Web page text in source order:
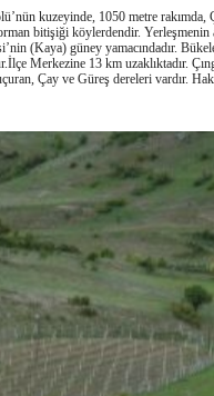
kuzeyinde, 1050 metre rakımda,
bitişiği köylerdendir. Yerleşmenin
(Kaya) güney yamacındadır.
Merkezine 13 km uzaklıktadır.
Çay ve Güreş dereleri vardır.